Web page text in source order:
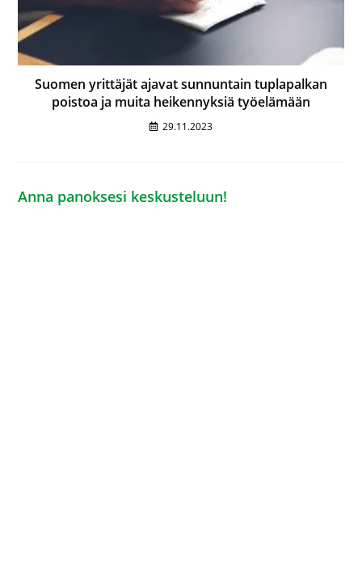
Suomen yrittäjät ajavat sunnuntain tuplapalkan
poistoa ja muita heikennyksiä työelämään
29.11.2023
Anna panoksesi keskusteluun!